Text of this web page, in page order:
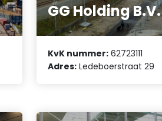
GG Holding B.V.
KvK nummer: 62723111
Adres: Ledeboerstraat 29